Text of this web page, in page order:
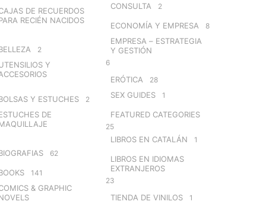
DE RECUERDOS
RECIÉN NACIDOS
2
Y
Y ESTUCHES 2
DE
62
141
& GRAPHIC
CONSULTA 2
ECONOMÍA Y EMPRESA 8
EMPRESA – ESTRATEGIA
Y GESTIÓN
6
ERÓTICA 28
SEX GUIDES 1
FEATURED CATEGORIES
25
LIBROS EN CATALÁN 1
LIBROS EN IDIOMAS
EXTRANJEROS
23
TIENDA DE VINILOS 1